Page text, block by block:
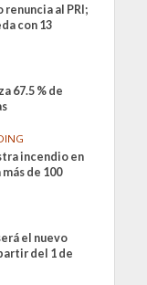
al PRI;
con 13
67.5 % de
incendio en
de 100
el nuevo
del 1 de